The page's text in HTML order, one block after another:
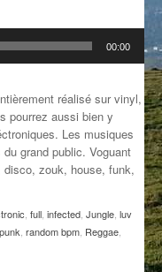
00:00
réalisé sur vinyl,
pourrez aussi bien y
Les musiques
grand public. Voguant
disco, zouk, house, funk,
full infected Jungle luv
random bpm Reggae